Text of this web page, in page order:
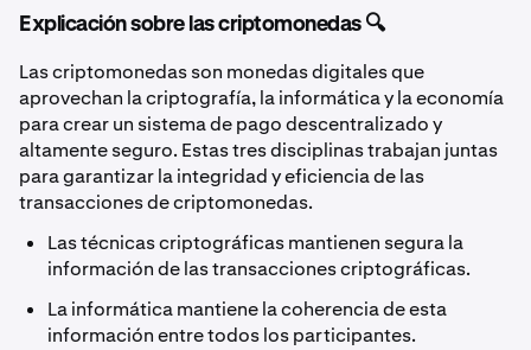
Explicación sobre las criptomonedas 🔍
Las criptomonedas son monedas digitales que
aprovechan la criptografía, la informática y la economía
para crear un sistema de pago descentralizado y
altamente seguro. Estas tres disciplinas trabajan juntas
para garantizar la integridad y eficiencia de las
transacciones de criptomonedas.
Las técnicas criptográficas mantienen segura la
información de las transacciones criptográficas.
La informática mantiene la coherencia de esta
información entre todos los participantes.